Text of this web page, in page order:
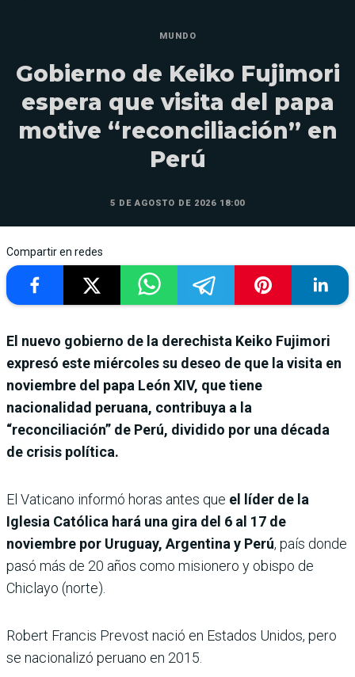
MUNDO
Gobierno de Keiko Fujimori
espera que visita del papa
motive “reconciliación” en
Perú
5 DE AGOSTO DE 2026 18:00
Compartir en redes
El nuevo gobierno de la derechista Keiko Fujimori
expresó este miércoles su deseo de que la visita en
noviembre del papa León XIV, que tiene
nacionalidad peruana, contribuya a la
“reconciliación” de Perú, dividido por una década
de crisis política.
El Vaticano informó horas antes que el líder de la
Iglesia Católica hará una gira del 6 al 17 de
noviembre por Uruguay, Argentina y Perú, país donde
pasó más de 20 años como misionero y obispo de
Chiclayo (norte).
Robert Francis Prevost nació en Estados Unidos, pero
se nacionalizó peruano en 2015.